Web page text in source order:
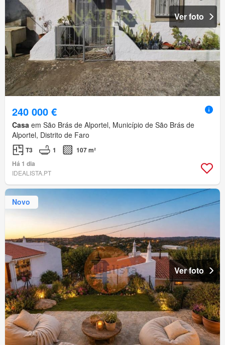
Ver foto
240 000 €
Casa em São Brás de Alportel, Município de São Brás de
Alportel, Distrito de Faro
T3 1
107 m²
Há 1 dia
IDEALISTA.PT
Novo
Ver foto